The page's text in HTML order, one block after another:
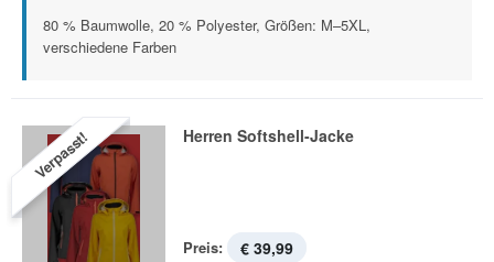
80 % Baumwolle, 20 % Polyester, Größen: M–5XL,
verschiedene Farben
Verpasst! Herren Softshell-Jacke
Preis: € 39,99